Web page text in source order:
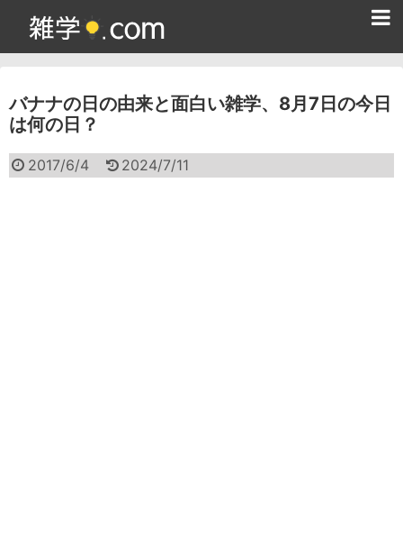
バナナの日の由来と面白い雑学、8月7日の今日
は何の日？
2017/6/4 2024/7/11
雑学クイズ問題集
面白い雑学